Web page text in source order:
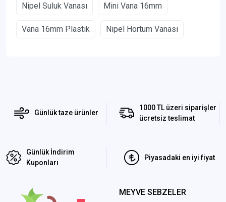
Nipel Suluk Vanası Mini Vana 16mm
Vana 16mm Plastik Nipel Hortum Vanası
Günlük taze ürünler
1000 TL üzeri siparişler
ücretsiz teslimat
Günlük İndirim
Kuponları
Piyasadaki en iyi fiyat
MEYVE SEBZELER